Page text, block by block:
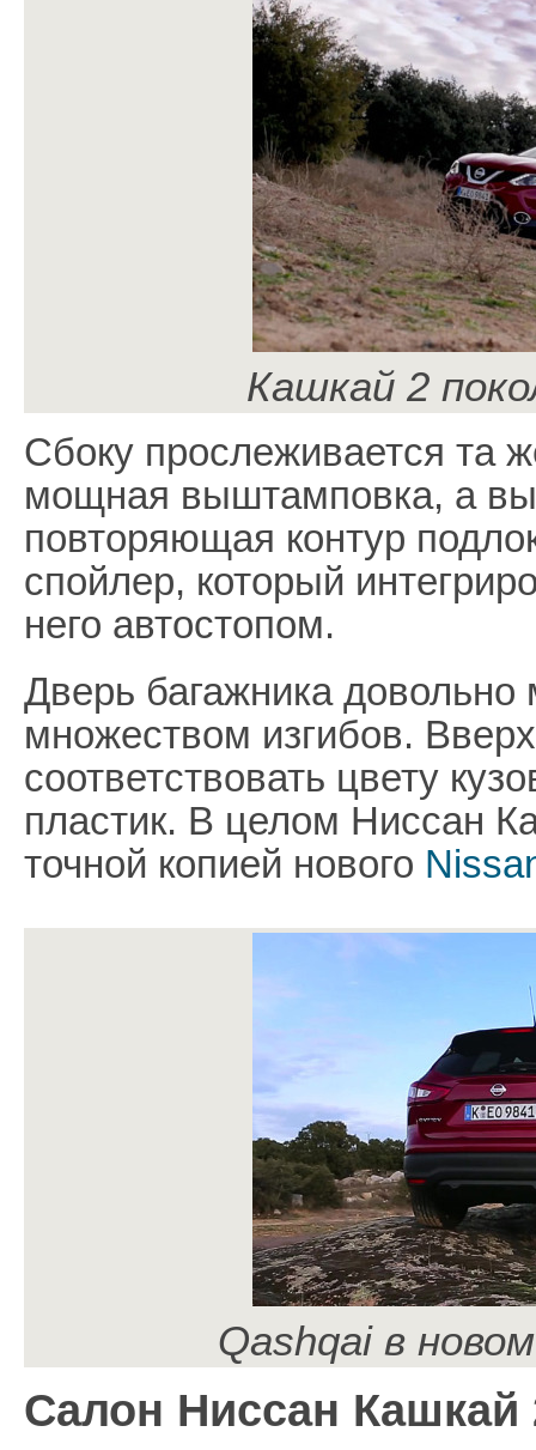
Кашкай 2
Сбоку прослеживается та
мощная выштамповка, а
повторяющая контур
спойлер, который
него автостопом.
Дверь багажника
множеством изгибов.
соответствовать цвету
пластик. В целом Ниссан
точной копией нового
Qashqai в
Салон Ниссан Кашкай